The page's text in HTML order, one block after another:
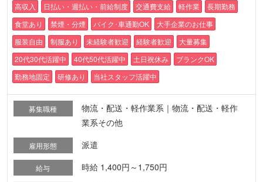
高収入 日払い・週払い・前給制度 交通費支給 軽作業
長期勤務
食堂あり
禁煙・分煙 バイク･車通勤OK
大手企業のお仕事
服装自由
制服あり 未経験者歓迎 経験者歓迎
大量募集
20代30代活躍中
40代50代活躍中 土日祝休み
ブランクOK
勤務地固定
研修あり 当社スタッフ活躍中
募集職種
物流・配送・軽作業系｜物流・配送・軽作
業系その他
雇用形態 派遣
給与 時給 1,400円～1,750円